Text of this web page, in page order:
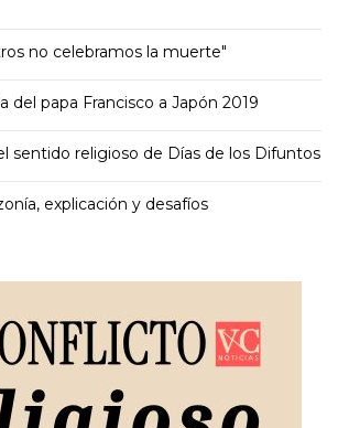
no celebramos la muerte"
del papa Francisco a Japón 2019
sentido religioso de Días de los Difuntos
explicación y desafíos